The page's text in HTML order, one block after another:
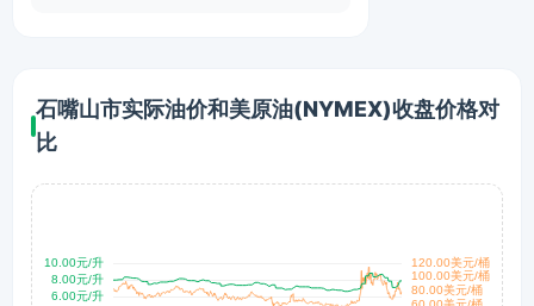
石嘴山市实际油价和美原油(NYMEX)收盘价格对
比